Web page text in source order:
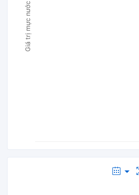
Giá trị mực nước